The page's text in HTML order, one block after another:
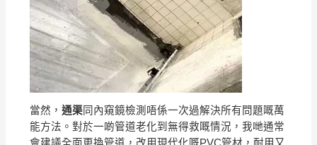
當然，通渠同內窺鏡檢測唔係一次過解決所有問題嘅萬
能方法。對於一啲管道老化到無得救嘅情況，我哋通常